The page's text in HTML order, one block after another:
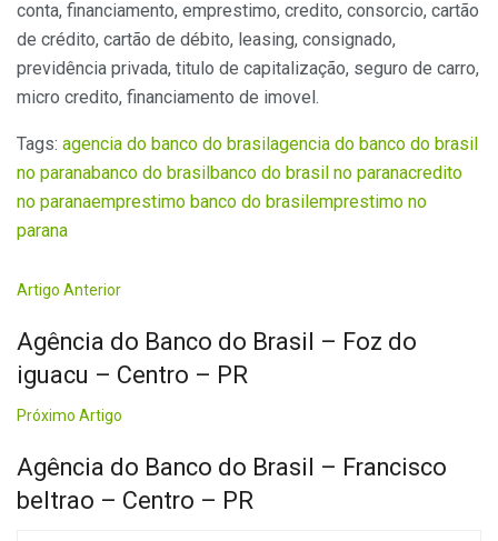
conta, financiamento, emprestimo, credito, consorcio, cartão
de crédito, cartão de débito, leasing, consignado,
previdência privada, titulo de capitalização, seguro de carro,
micro credito, financiamento de imovel.
Tags: agencia do banco do brasil agencia do banco do brasil
no paranabanco do brasil banco do brasil no paranacredito
no paranaemprestimo banco do brasil emprestimo no
parana
Artigo Anterior
Agência do Banco do Brasil – Foz do
iguacu – Centro – PR
Próximo Artigo
Agência do Banco do Brasil – Francisco
beltrao – Centro – PR